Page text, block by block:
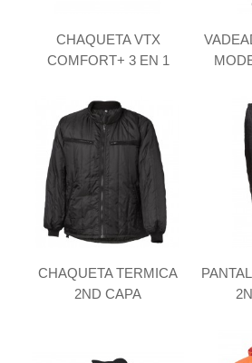
CHAQUETA VTX
COMFORT+ 3 EN 1
CHAQUETA TERMICA
2ND CAPA